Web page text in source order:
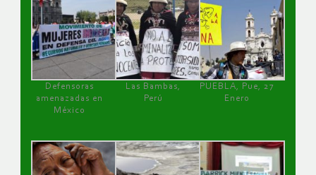
Defensoras
amenazadas en
México
Las Bambas,
Perú
PUEBLA, Pue, 27
Enero